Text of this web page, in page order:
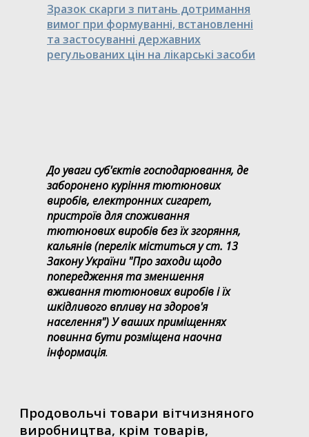
Зразок скарги з питань дотримання
вимог при формуванні, встановленні
та застосуванні державних
регульованих цін на лікарські засоби
До уваги суб'єктів господарювання, де
заборонено куріння тютюнових
виробів, електронних сигарет,
пристроїв для споживання
тютюнових виробів без їх згоряння,
кальянів (перелік міститься у ст. 13
Закону України "Про заходи щодо
попередження та зменшення
вживання тютюнових виробів і їх
шкідливого впливу на здоров'я
населення") У ваших приміщеннях
повинна бути розміщена наочна
інформація.
Продовольчі товари вітчизняного
виробництва, крім товарів,